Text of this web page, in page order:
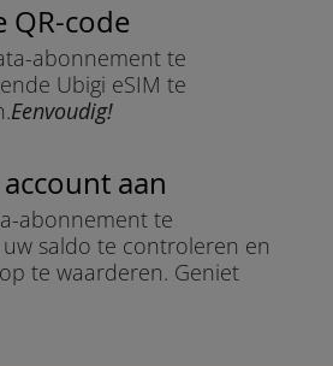
QR-code
abonnement te
de Ubigi eSIM te
Eenvoudig!
aan
abonnement te
saldo te controleren en
te waarderen. Geniet